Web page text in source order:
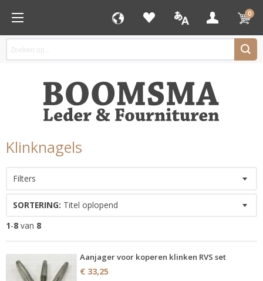
0
Klinknagels
Filters
SORTERING: Titel oplopend
1-8 van 8
Aanjager voor koperen klinken RVS set
€ 33,25